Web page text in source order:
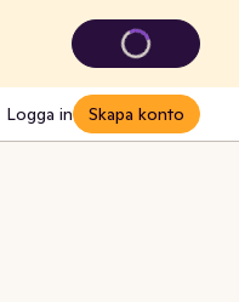
Logga in Skapa konto